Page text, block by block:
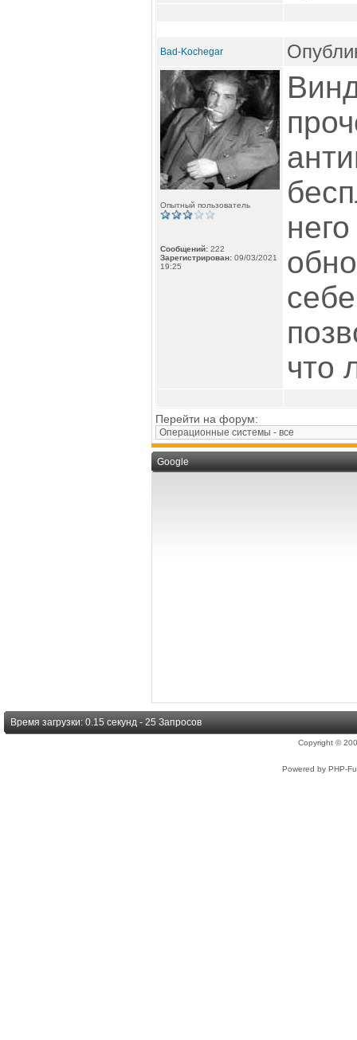
Bad-Kochegar
Опытный пользователь
Сообщений: 222
Зарегистрирован: 09/03/2021
19:25
что
Перейти на форум:
Google
Время загрузки: 0.15 секунд - 25 Запросов
Copyright ©
Powered by PHP-